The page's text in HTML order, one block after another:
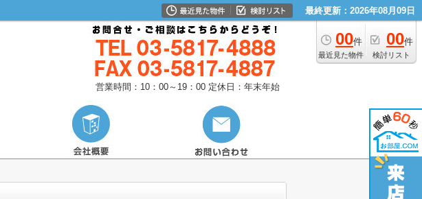
最終更新：2026年08月09日
00件
最近見た物件
00件
検討リスト
営業時間：10：00～19：00 定休日：年末年始